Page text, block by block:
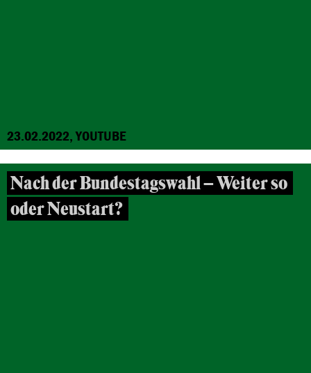
23.02.2022, YOUTUBE
Nach der Bundestagswahl – Weiter so
oder Neustart?